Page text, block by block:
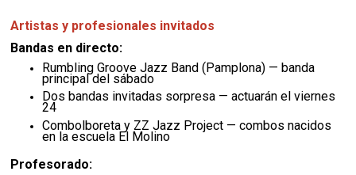
Artistas y profesionales invitados
Bandas en directo:
Rumbling Groove Jazz Band (Pamplona) — banda
principal del sábado
Dos bandas invitadas sorpresa — actuarán el viernes
24
Combolboreta y ZZ Jazz Project — combos nacidos
en la escuela El Molino
Profesorado: